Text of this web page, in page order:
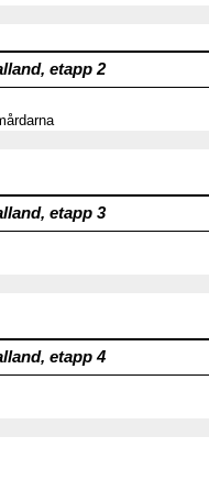
etapp 2
etapp 3
etapp 4